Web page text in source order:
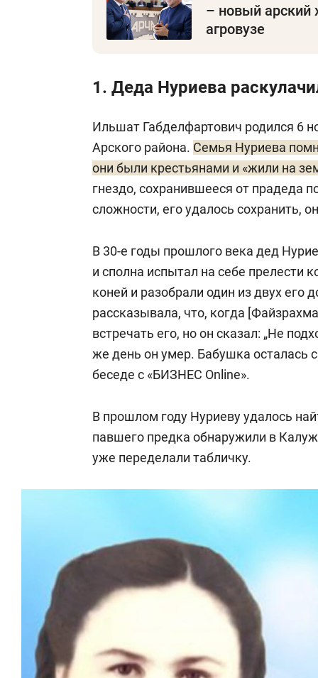
– новый арский
агровузе
1. Деда Нуриева
Ильшат Габделфартович родился 6
Арского района. Семья Нуриева
они были крестьянами и «жили на
гнездо, сохранившееся от прадеда
сложности, его удалось сохранить,
В 30-е годы прошлого века дед
и сполна испытал на себе прелести
коней и разобрали один из двух его
рассказывала, что, когда
встречать его, но он сказал: „Не
же день он умер. Бабушка осталась
беседе с «БИЗНЕС Online».
В прошлом году Нуриеву удалось
павшего предка обнаружили в
уже переделали табличку.